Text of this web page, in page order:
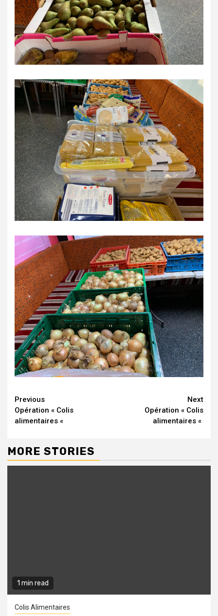
Continue
Reading
Previous
Opération « Colis
alimentaires «
Next
Opération « Colis
alimentaires «
MORE STORIES
1 min read
Colis Alimentaires